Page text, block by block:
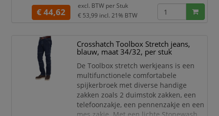
Specificaties:
Casual 5 pocket met een
bewegingsvrijheid, strakkere
look.
Wassing, lichte panelen op de
bovenbenen in een mooie licht
blauwe uitvoering.
De binnenzak is uitgev
€ 44,62
excl. BTW per Stuk
€ 53,99 incl. 21% BTW
Crosshatch Toolbox Stretch jeans,
blauw, maat 34/32, per stuk
De Toolbox stretch werkjeans is een
multifunctionele comfortabele
spijkerbroek met diverse handige
zakken zoals 2 duimstok zakken, een
telefoonzakje, een pennenzakje en een